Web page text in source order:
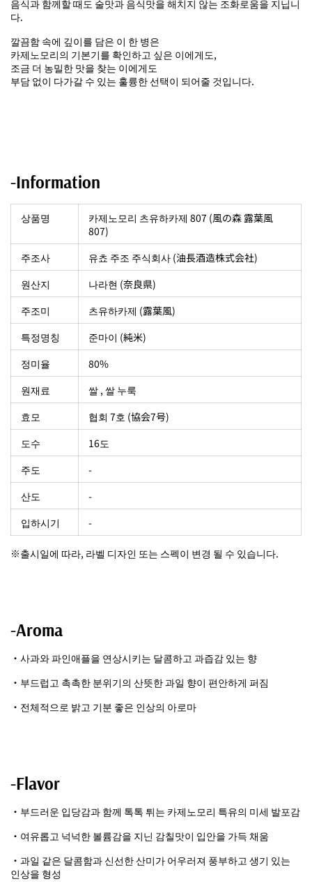
음식과 함께할 때도 술맛과 음식맛을 해치지 않는 조화로움을 지닙니
다.
깔끔함 속에 깊이를 담은 이 한 병은
카제노모리의 기본기를 확인하고 싶은 이에게도,
조금 더 농밀한 맛을 찾는 이에게도
부담 없이 다가갈 수 있는 훌륭한 선택이 되어줄 것입니다.
-Information
상품명
카제노모리 츠유하카제 807 (風の森 露葉風
807)
주조사
유쵸 주조 주식회사 (油長酒造株式会社)
원산지
나라현 (奈良県)
주조미
츠유하카제 (露葉風)
특정명칭
준마이 (純米)
정미율
80%
원재료
쌀 , 쌀 누룩
효모
협회 7호 (協会7号)
도수
16도
주도
-
산도
-
입하시기
-
※출시일에 따라, 라벨 디자인 또는 스펙이 변경 될 수 있습니다.
-Aroma
・사과와 파인애플을 연상시키는 달콤하고 과즙감 있는 향
・부드럽고 촉촉한 분위기의 산뜻한 과일 향이 편안하게 퍼짐
・전체적으로 밝고 기분 좋은 인상의 아로마
-Flavor
・부드러운 입당감과 함께 톡톡 튀는 카제노모리 특유의 미세 발포감
・여유롭고 넉넉한 볼륨감을 지닌 감칠맛이 입안을 가득 채움
・과일 같은 달콤함과 신선한 산미가 어우러져 풍부하고 생기 있는
인상을 형성